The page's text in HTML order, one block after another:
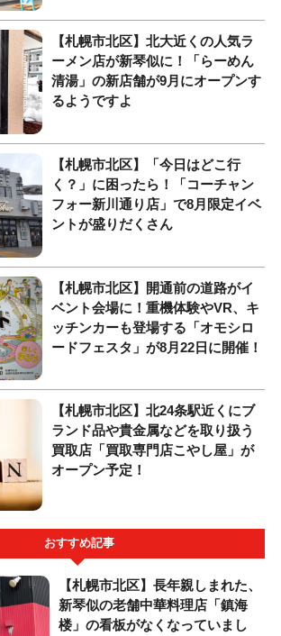
【札幌市北区】北大近くの人気ラ
ーメン店が新琴似に！「らーめん
清湯」の新店舗が9月にオープンす
るようですよ
【札幌市北区】「今日はどこ行
く？」に困ったら！「コーチャン
フォー新川通り店」で8月限定イベ
ントが盛りだくさん
【札幌市北区】開通前の道路がイ
ベント会場に！重機体験やVR、キ
ッチンカーも登場する「オモシロ
ードフェスタ」が8月22日に開催！
【札幌市北区】北24条駅近くにブ
ランド品や貴金属などを取り扱う
買取店「買取専門店こやし屋」が
オープン予定！
おすすめ記事
【札幌市北区】長年親しまれた、
新琴似の老舗中華料理店「鎮海
楼」の看板がなくなっていまし